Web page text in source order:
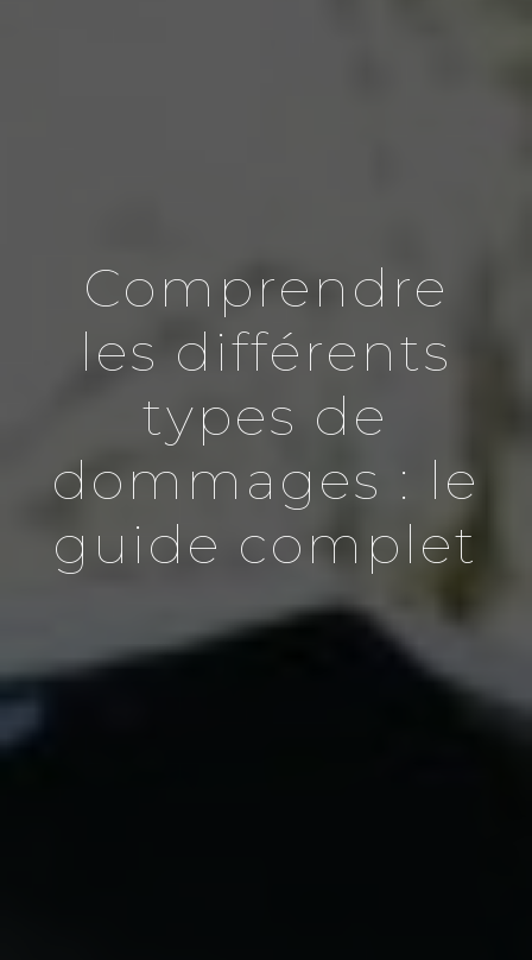
Comprendre
les différents
types de
dommages : le
guide complet